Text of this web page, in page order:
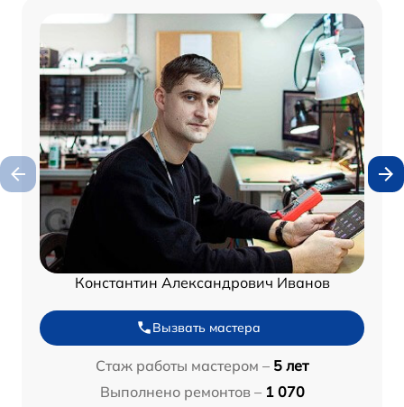
Константин Александрович Иванов
Вызвать мастера
Стаж работы мастером – 5 лет
Выполнено ремонтов – 1 070